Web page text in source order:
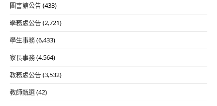
圖書館公告(433)
學務處公告(2,721)
學生事務(6,433)
家長事務(4,564)
教務處公告(3,532)
教師甄選(42)